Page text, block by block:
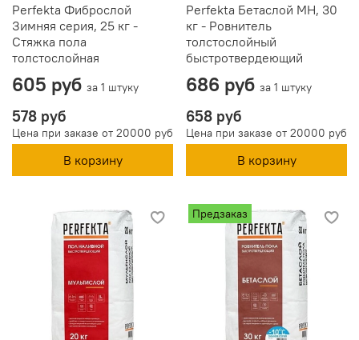
Perfekta Фиброслой
Зимняя серия, 25 кг -
Стяжка пола
толстослойная
605 руб за 1 штуку
578 руб
Цена при заказе от 20000 руб
В корзину
Perfekta Бетаслой МН, 30
кг - Ровнитель
толстослойный
быстротвердеющий
686 руб за 1 штуку
658 руб
Цена при заказе от 20000 руб
В корзину
Предзаказ